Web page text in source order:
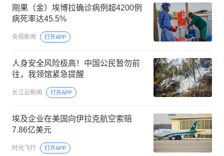
刚果（金）埃博拉确诊病例超4200例
病死率达45.5%
央视新闻 打开APP
人身安全风险极高！中国公民暂勿前
往，我领馆紧急提醒
长江云新闻 打开APP
埃及企业在美国向伊拉克航空索赔
7.86亿美元
时光飞行 打开APP